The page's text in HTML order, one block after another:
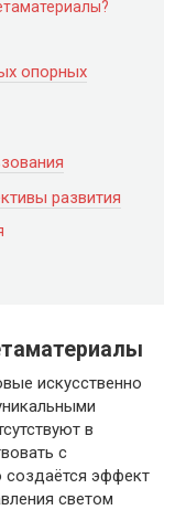
опорных
развития
искусственно
в
с
создаётся эффект
светом